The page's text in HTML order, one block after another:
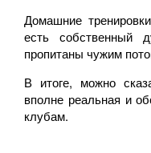
Домашние
есть собственный
пропитаны чужим
В итоге, можно
вполне реальная и
клубам.